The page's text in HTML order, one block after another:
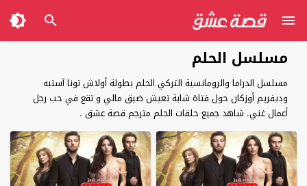
مسلسل الحلم
مسلسل الدراما والرومانسية التركي الحلم بطولة أولاش تونا آستبه
وديفريم أوزكان حول فتاة شابة تعيش ضيق مالي و تقع في حب رجل
أعمال غني. شاهد جميع حلقات الحلم مترجم قصة عشق .